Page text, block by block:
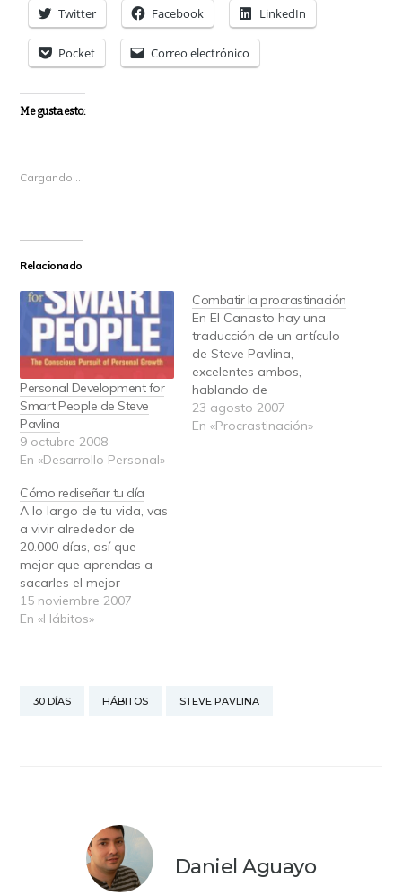
Twitter Facebook LinkedIn
Pocket Correo electrónico
Me gusta esto:
Cargando...
Relacionado
Personal Development for
Smart People de Steve
Pavlina
9 octubre 2008
En «Desarrollo Personal»
Combatir la procrastinación
En El Canasto hay una
traducción de un artículo
de Steve Pavlina,
excelentes ambos,
hablando de
procrastinación. Describe
qué la provoca, y cómo
23 agosto 2007
En «Procrastinación»
Cómo rediseñar tu día
A lo largo de tu vida, vas
a vivir alrededor de
20.000 días, así que
mejor que aprendas a
sacarles el mejor
rendimiento posible. Esto
lo puedes hacer a base
aprender a tomar esos…
15 noviembre 2007
En «Hábitos»
30 DÍAS HÁBITOS STEVE PAVLINA
Daniel Aguayo